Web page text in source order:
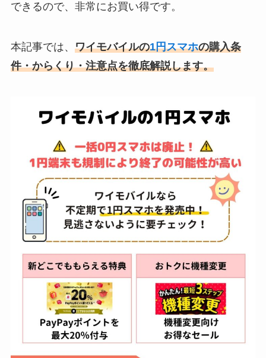
できるので、非常にお買い得です。
本記事では、 ワイモバイルの1円スマホの購入条
件・からくり・注意点を徹底解説します。